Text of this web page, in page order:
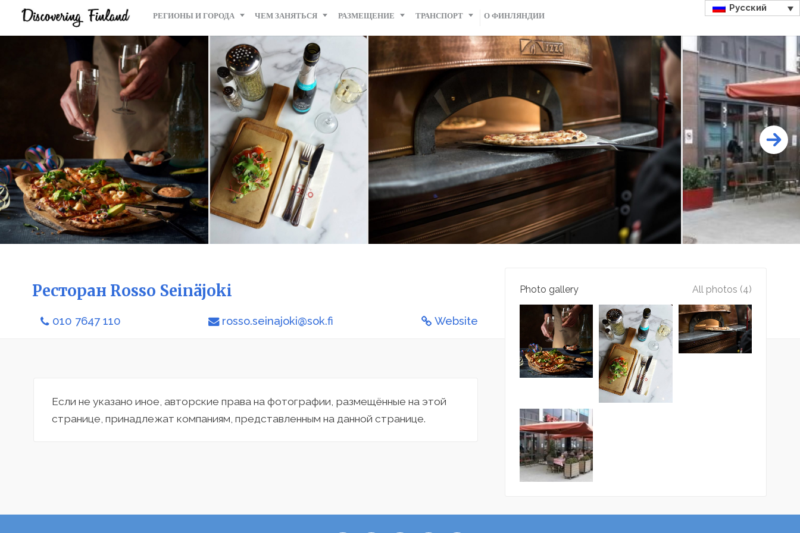
РЕГИОНЫ И ГОРОДА ЧЕМ ЗАНЯТЬСЯ РАЗМЕЩЕНИЕ ТРАНСПОРТ О ФИНЛЯНДИИ
Русский
Ресторан Rosso Seinäjoki
010 7647 110 rosso.seinajoki@sok.fi Website
Если не указано иное, авторские права на фотографии, размещённые на этой
странице, принадлежат компаниям, представленным на данной странице.
Photo gallery All photos (4)